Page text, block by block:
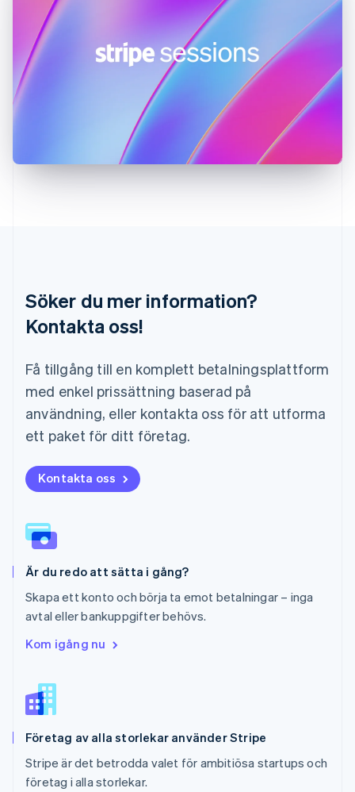
Söker du mer information?
Kontakta oss!
Få tillgång till en komplett betalningsplattform
med enkel prissättning baserad på
användning, eller kontakta oss för att utforma
ett paket för ditt företag.
Kontakta oss
Är du redo att sätta i gång?
Skapa ett konto och börja ta emot betalningar – inga
avtal eller bankuppgifter behövs.
Kom igång nu
Företag av alla storlekar använder Stripe
Stripe är det betrodda valet för ambitiösa startups och
företag i alla storlekar.
Italiano
Japan
Liechtenstein
DeutschEnglish
English
Mexiko
EspañolEnglish
NederlandsEnglish
Norge
English
Nya Zeeland
English
Polen
Portugal
PortuguêsEnglish
English
Schweiz
Singapore
Slovakien
English
Slovenien
Español
Storbritannien
Sverige
Thailand
ไทยEnglish